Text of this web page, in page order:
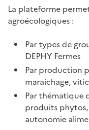
La plateforme
agroécologiques :
Par types de
DEPHY Fermes
Par production
maraichage,
Par thématique
produits phytos,
autonomie